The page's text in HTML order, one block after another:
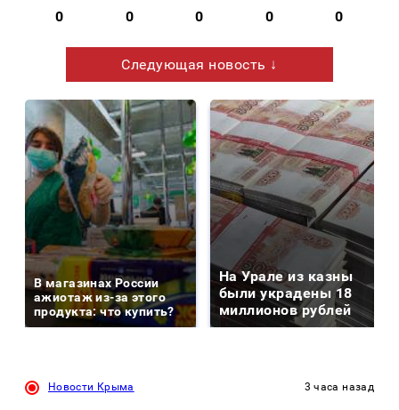
0 0 0 0 0
Следующая новость ↓
В магазинах России
ажиотаж из-за этого
продукта: что купить?
На Урале из казны
были украдены 18
миллионов рублей
Новости Крыма 3 часа назад